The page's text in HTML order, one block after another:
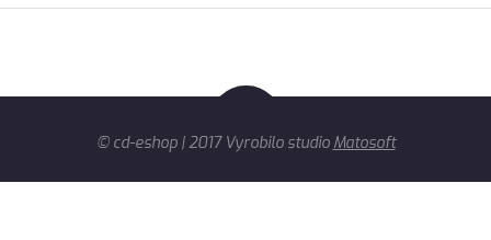
© cd-eshop | 2017 Vyrobilo studio Matosoft